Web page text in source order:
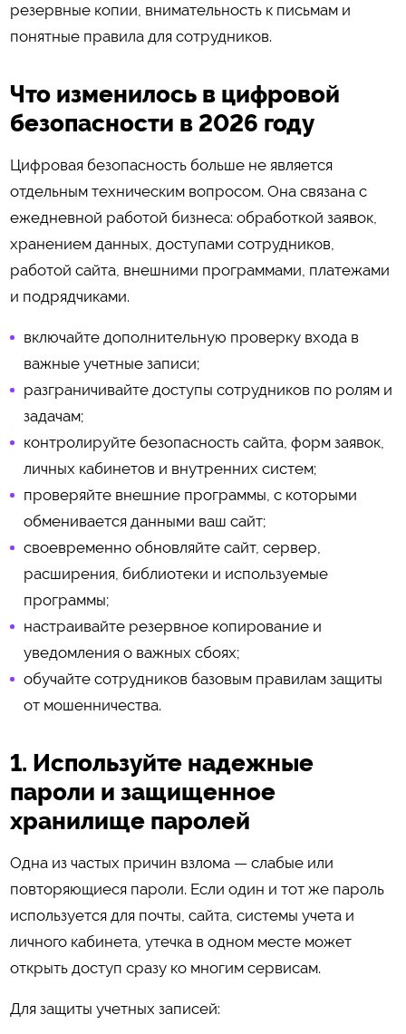
резервные копии, внимательность к письмам и
понятные правила для сотрудников.
Что изменилось в цифровой
безопасности в 2026 году
Цифровая безопасность больше не является
отдельным техническим вопросом. Она связана с
ежедневной работой бизнеса: обработкой заявок,
хранением данных, доступами сотрудников,
работой сайта, внешними программами, платежами
и подрядчиками.
включайте дополнительную проверку входа в
важные учетные записи;
разграничивайте доступы сотрудников по ролям и
задачам;
контролируйте безопасность сайта, форм заявок,
личных кабинетов и внутренних систем;
проверяйте внешние программы, с которыми
обменивается данными ваш сайт;
своевременно обновляйте сайт, сервер,
расширения, библиотеки и используемые
программы;
настраивайте резервное копирование и
уведомления о важных сбоях;
обучайте сотрудников базовым правилам защиты
от мошенничества.
1. Используйте надежные
пароли и защищенное
хранилище паролей
Одна из частых причин взлома — слабые или
повторяющиеся пароли. Если один и тот же пароль
используется для почты, сайта, системы учета и
личного кабинета, утечка в одном месте может
открыть доступ сразу ко многим сервисам.
Для защиты учетных записей: